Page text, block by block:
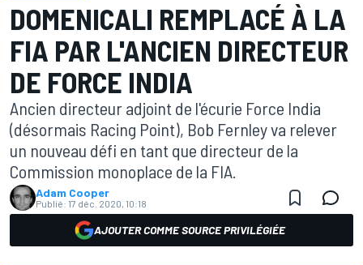
DOMENICALI REMPLACÉ À LA
FIA PAR L'ANCIEN DIRECTEUR
DE FORCE INDIA
Ancien directeur adjoint de l'écurie Force India
(désormais Racing Point), Bob Fernley va relever
un nouveau défi en tant que directeur de la
Commission monoplace de la FIA.
Adam Cooper
Publié: 17 déc. 2020, 10:18
AJOUTER COMME SOURCE PRIVILÉGIÉE